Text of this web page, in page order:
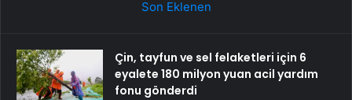
Son Eklenen
Çin, tayfun ve sel felaketleri için 6
eyalete 180 milyon yuan acil yardım
fonu gönderdi